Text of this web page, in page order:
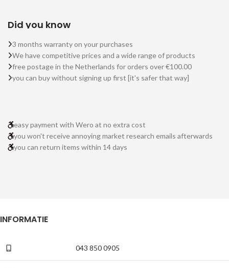
Did you know
3 months warranty on your purchases
We have competitive prices and a wide range of products
free postage in the Netherlands for orders over €100.00
you can buy without signing up first [it's safer that way]
easy payment with Wero at no extra cost
you won't receive annoying market research emails afterwards
you can return items within 14 days
INFORMATIE
043 850 0905